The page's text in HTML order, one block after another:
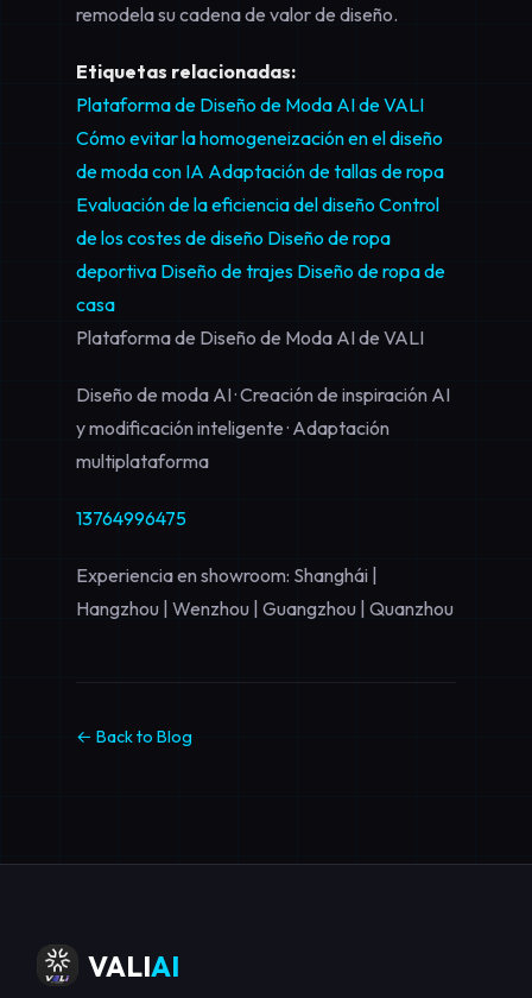
remodela su cadena de valor de diseño.
Etiquetas relacionadas:
Plataforma de Diseño de Moda AI de VALI
Cómo evitar la homogeneización en el diseño
de moda con IA Adaptación de tallas de ropa
Evaluación de la eficiencia del diseño Control
de los costes de diseño Diseño de ropa
deportiva Diseño de trajes Diseño de ropa de
casa
Plataforma de Diseño de Moda AI de VALI
Diseño de moda AI · Creación de inspiración AI
y modificación inteligente · Adaptación
multiplataforma
13764996475
Experiencia en showroom: Shanghái |
Hangzhou | Wenzhou | Guangzhou | Quanzhou
← Back to Blog
VALIAI